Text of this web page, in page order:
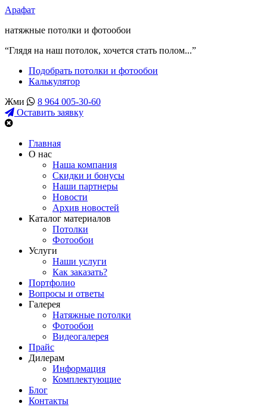
Арафат
натяжные потолки и фотообои
“Глядя на наш потолок, хочется стать полом...”
Подобрать потолки и фотообои
Калькулятор
Жми
8 964 005-30-60
Оставить заявку
Главная
О нас
Наша компания
Скидки и бонусы
Наши партнеры
Новости
Архив новостей
Каталог материалов
Потолки
Фотообои
Услуги
Наши услуги
Как заказать?
Портфолио
Вопросы и ответы
Галерея
Натяжные потолки
Фотообои
Видеогалерея
Прайс
Дилерам
Информация
Комплектующие
Блог
Контакты